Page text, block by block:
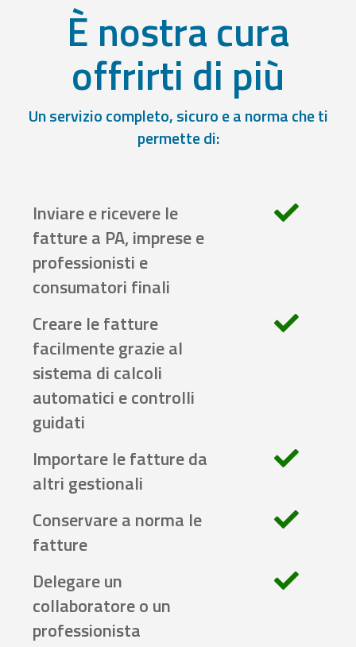
È nostra cura
offrirti di più
Un servizio completo, sicuro e a norma che ti
permette di:
Inviare e ricevere le
fatture a PA, imprese e
professionisti e
consumatori finali
Creare le fatture
facilmente grazie al
sistema di calcoli
automatici e controlli
guidati
Importare le fatture da
altri gestionali
Conservare a norma le
fatture
Delegare un
collaboratore o un
professionista